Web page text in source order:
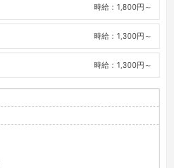
時給：1,800円～
時給：1,300円～
時給：1,300円～